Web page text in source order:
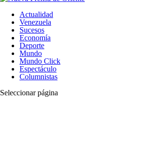
Actualidad
Venezuela
Sucesos
Economía
Deporte
Mundo
Mundo Click
Espectáculo
Columnistas
Seleccionar página